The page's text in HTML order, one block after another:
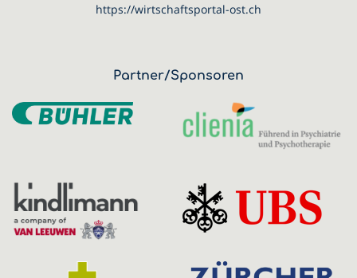
https://wirtschaftsportal-ost.ch
Partner/Sponsoren